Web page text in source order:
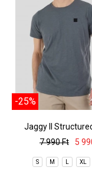
-25%
Jaggy II
7 990 Ft
5
S M L XL